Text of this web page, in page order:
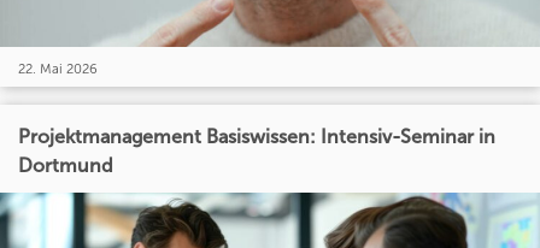
22. Mai 2026
Projektmanagement Basiswissen: Intensiv-Seminar in
Dortmund